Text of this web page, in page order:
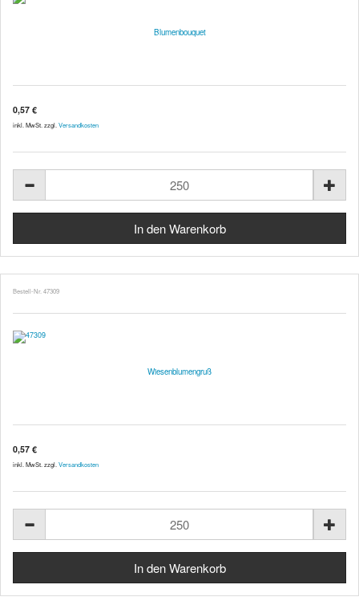
Blumenbouquet
0,57 €
inkl. MwSt. zzgl. Versandkosten
Bestell-Nr. 47309
Wiesenblumengruß
0,57 €
inkl. MwSt. zzgl. Versandkosten